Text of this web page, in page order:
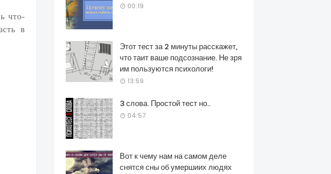
что-
в
00:19
Этот тест за 2 минуты расскажет,
что таит ваше подсознание. Не зря
им пользуются психологи!
13:59
3 слова. Простой тест но..
04:57
Вот к чему нам на самом деле
снятся сны об умершиих людях